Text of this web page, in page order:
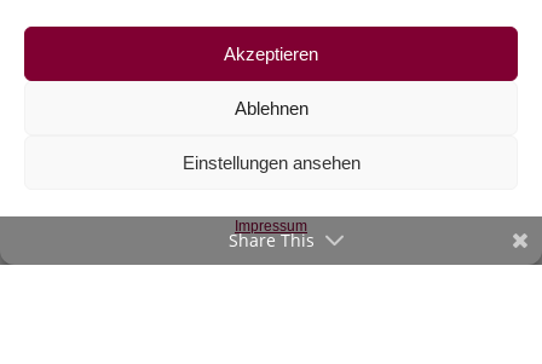
Akzeptieren
Ablehnen
Einstellungen ansehen
Impressum
Webware grün mit
Share This